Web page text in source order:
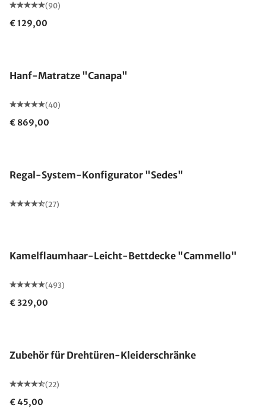
(90)
€ 129,00
Hanf-Matratze "Canapa"
(40)
€ 869,00
Regal-System-Konfigurator "Sedes"
(27)
Kamelflaumhaar-Leicht-Bettdecke "Cammello"
(493)
€ 329,00
Zubehör für Drehtüren-Kleiderschränke
(22)
€ 45,00